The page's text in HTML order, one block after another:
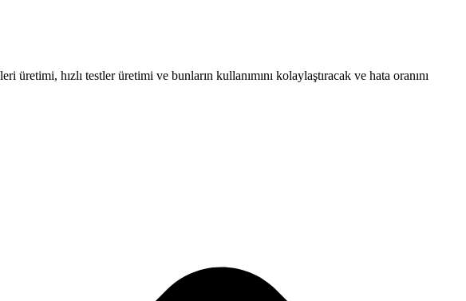
hızlı testler üretimi ve bunların kullanımını kolaylaştıracak ve hata oranını